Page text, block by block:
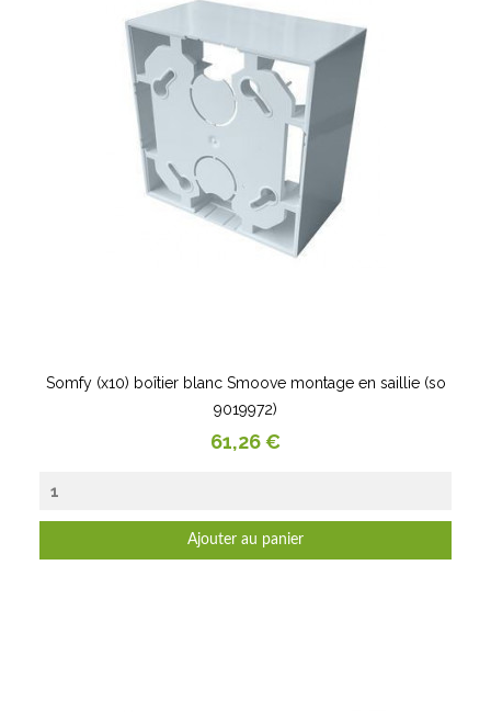
Somfy (x10) boîtier blanc Smoove montage en saillie (so
9019972)
Prix
61,26 €
Ajouter au panier